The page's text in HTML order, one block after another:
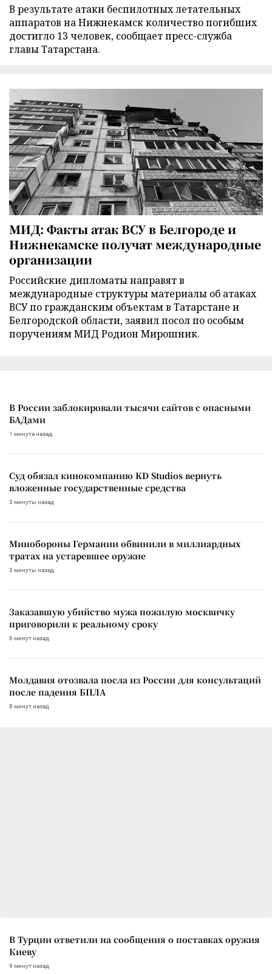
В результате атаки беспилотных летательных
аппаратов на Нижнекамск количество погибших
достигло 13 человек, сообщает пресс-служба
главы Татарстана.
МИД: Факты атак ВСУ в Белгороде и
Нижнекамске получат международные
организации
Российские дипломаты направят в
международные структуры материалы об атаках
ВСУ по гражданским объектам в Татарстане и
Белгородской области, заявил посол по особым
поручениям МИД Родион Мирошник.
В России заблокировали тысячи сайтов с опасными
БАДами
1 минута назад
Суд обязал кинокомпанию KD Studios вернуть
вложенные государственные средства
3 минуты назад
Минобороны Германии обвинили в миллиардных
тратах на устаревшее оружие
3 минуты назад
Заказавшую убийство мужа пожилую москвичку
приговорили к реальному сроку
6 минут назад
Молдавия отозвала посла из России для консультаций
после падения БПЛА
8 минут назад
В Турции ответили на сообщения о поставках оружия
Киеву
9 минут назад